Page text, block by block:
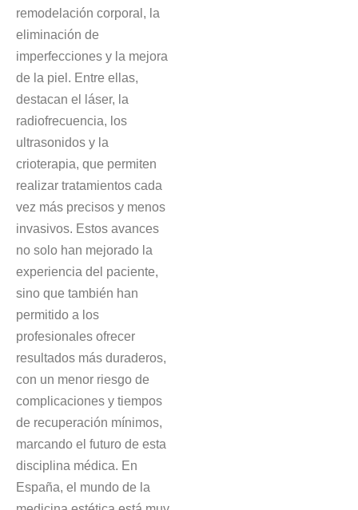
remodelación corporal, la
eliminación de
imperfecciones y la mejora
de la piel. Entre ellas,
destacan el láser, la
radiofrecuencia, los
ultrasonidos y la
crioterapia, que permiten
realizar tratamientos cada
vez más precisos y menos
invasivos. Estos avances
no solo han mejorado la
experiencia del paciente,
sino que también han
permitido a los
profesionales ofrecer
resultados más duraderos,
con un menor riesgo de
complicaciones y tiempos
de recuperación mínimos,
marcando el futuro de esta
disciplina médica. En
España, el mundo de la